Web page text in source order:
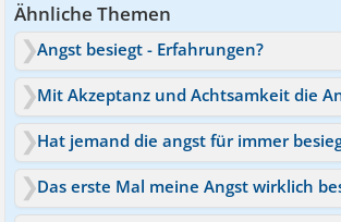
Ähnliche Themen
Angst besiegt - Erfahrungen?
Hat jemand die angst für immer
Das erste Mal meine Angst wirklich